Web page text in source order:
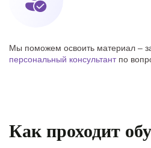
Мы поможем освоить материал –
персональный консультантпо
Как проходит